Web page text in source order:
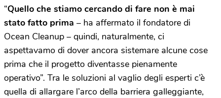
“Quello che stiamo cercando di fare non è mai
stato fatto prima – ha affermato il fondatore di
Ocean Cleanup – quindi, naturalmente, ci
aspettavamo di dover ancora sistemare alcune cose
prima che il progetto diventasse pienamente
operativo”. Tra le soluzioni al vaglio degli esperti c’è
quella di allargare l’arco della barriera galleggiante,